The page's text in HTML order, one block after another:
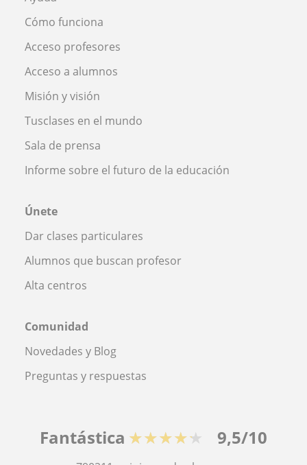
Cómo funciona
Acceso profesores
Acceso a alumnos
Misión y visión
Tusclases en el mundo
Sala de prensa
Informe sobre el futuro de la educación
Únete
Dar clases particulares
Alumnos que buscan profesor
Alta centros
Comunidad
Novedades y Blog
Preguntas y respuestas
Fantástica ★★★★★ 9,5/10